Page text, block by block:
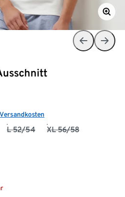
L 52/54 XL 56/58